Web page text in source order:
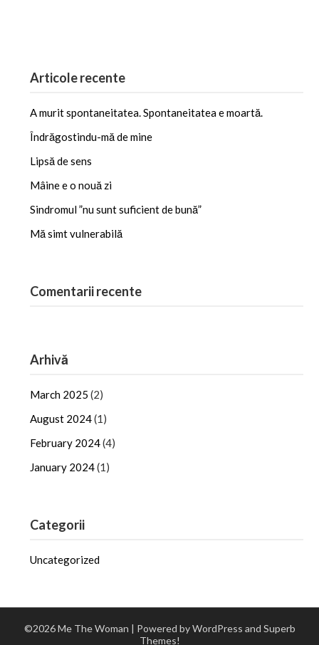
Articole recente
A murit spontaneitatea. Spontaneitatea e moartă.
Îndrăgostindu-mă de mine
Lipsă de sens
Mâine e o nouă zi
Sindromul ”nu sunt suficient de bună”
Mă simt vulnerabilă
Comentarii recente
Arhivă
March 2025 (2)
August 2024(1)
February 2024(4)
January 2024(1)
Categorii
Uncategorized
©2026 Me The Woman | Powered by WordPress and Superb
Themes!